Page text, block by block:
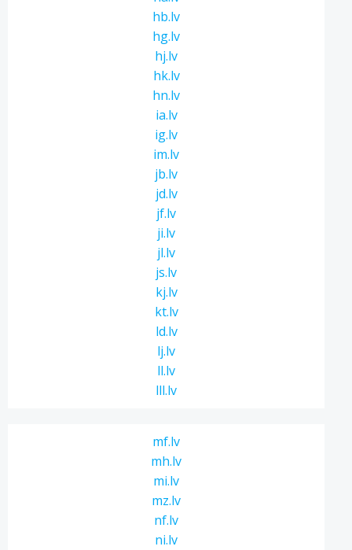
hb.lv
hg.lv
hj.lv
hk.lv
hn.lv
ia.lv
ig.lv
im.lv
jb.lv
jd.lv
jf.lv
ji.lv
jl.lv
js.lv
kj.lv
kt.lv
ld.lv
lj.lv
ll.lv
lll.lv
mf.lv
mh.lv
mi.lv
mz.lv
nf.lv
ni.lv